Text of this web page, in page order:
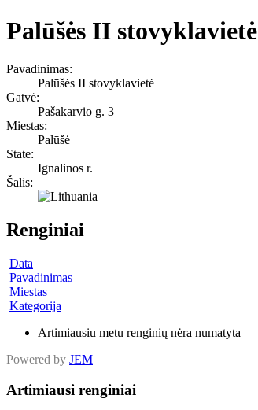
Palūšės II stovyklavietė
Pavadinimas:
Palūšės II stovyklavietė
Gatvė:
Pašakarvio g. 3
Miestas:
Palūšė
State:
Ignalinos r.
Šalis:
Renginiai
Data
Pavadinimas
Miestas
Kategorija
Artimiausiu metu renginių nėra numatyta
Powered by JEM
Artimiausi renginiai